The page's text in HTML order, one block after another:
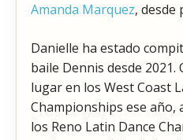
Amanda Marquez, desde
Danielle ha estado
baile Dennis desde
lugar en los West Coast
Championships ese año,
los Reno Latin Dance